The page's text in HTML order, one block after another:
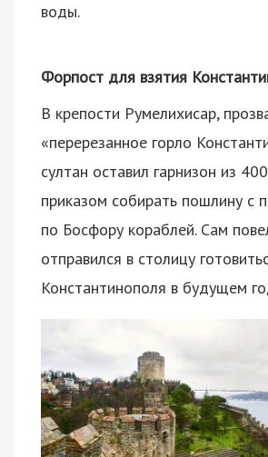
воды.
Форпост для взятия
В крепости Румелихисар,
«перерезанное горло
султан оставил гарнизон из
приказом собирать пошлину с
по Босфору кораблей. Сам
отправился в столицу
Константинополя в будущем